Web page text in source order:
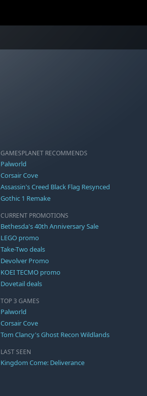
GAMESPLANET RECOMMENDS
Palworld
Corsair Cove
Assassin's Creed Black Flag Resynced
Gothic 1 Remake
CURRENT PROMOTIONS
Bethesda's 40th Anniversary Sale
LEGO promo
Take-Two deals
Devolver Promo
KOEI TECMO promo
Dovetail deals
TOP 3 GAMES
Palworld
Corsair Cove
Tom Clancy's Ghost Recon Wildlands
LAST SEEN
Kingdom Come: Deliverance